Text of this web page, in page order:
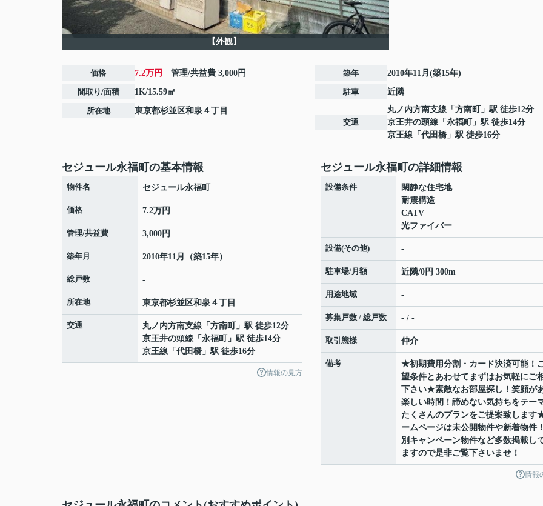
【外観】
価格 7.2万円 管理/共益費 3,000円
間取り/面積 1K/15.59㎡
所在地 東京都杉並区和泉 ４丁目
築年 2010年11月(築15年)
駐車 近隣
交通
丸ノ内方南支線 「 方南町
」駅 徒歩12分
京王井の頭線 「 永福町
」駅 徒歩14分
京王線 「 代田橋 」駅 徒歩16分
セジュール永福町の基本情報
物件名 セジュール永福町
価格 7.2万円
管理/共益費 3,000円
築年月 2010年11月（築15年）
総戸数 -
所在地 東京都杉並区和泉 ４丁目
交通 丸ノ内方南支線 「 方南町
」駅 徒歩12分
京王井の頭線 「 永福町
」駅 徒歩14分
京王線 「 代田橋 」駅 徒歩16分
情報の見方
セジュール永福町の詳細情報
設備条件
閑静な住宅地
耐震構造
CATV
光ファイバー
設備(その他) -
駐車場/月額 近隣/0円 300m
用途地域 -
募集戸数 / 総戸数 - / -
取引態様 仲介
備考
★初期費用分割・カード決済可能！
望条件とあわせてまずはお気軽にご
下さい★素敵なお部屋探し！笑顔が
楽しい時間！諦めない気持ちをテー
たくさんのプランをご提案致します
ームページは未公開物件や新着物件
別キャンペーン物件など多数掲載し
ますので是非ご覧下さいませ！
情報